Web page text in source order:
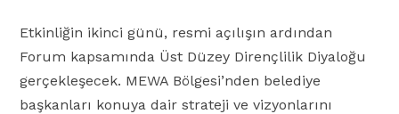
Etkinliğin ikinci günü, resmi açılışın ardından
Forum kapsamında Üst Düzey Dirençlilik Diyaloğu
gerçekleşecek. MEWA Bölgesi’nden belediye
başkanları konuya dair strateji ve vizyonlarını